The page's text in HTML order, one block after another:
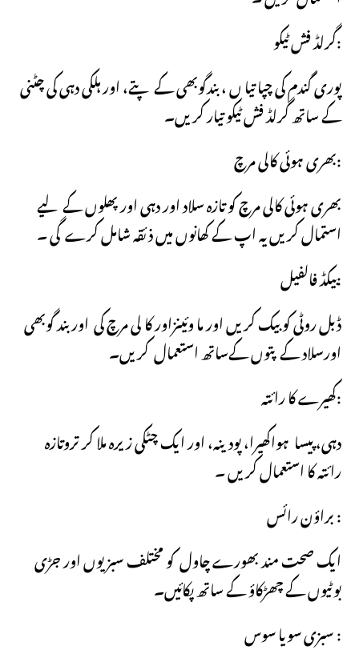
گرلڈ فش ٹیکو:
پوری گندم کی چپا تیا ں ، بندگوبھی کے پتے، اور ہلکی دہی کی چٹنی
کے ساتھ گرلڈ فش ٹیکو تیار کریں۔
بھری ہوئی کالی مرچ:
بھری ہوئی کالی مرچ کو تازہ سلاد اور دہی اور پھلوں کے لیے
استمال کریں یہ اپ کے کھانوں میں ذئقہ شامل کرے گی ۔
بیکڈ فالفیل:
ڈبل روٹی کو بیک کریں اور ما وئینزاور کا لی مرچ کی اور بند گوبھی
اورسلاد کے پتوں کےساتھ استعمال کریں۔
کھیرے کا رائتہ:
دہی، پیسا ہواکھیرا، پودینہ، اور ایک چٹکی زیرہ ملا کر تروتازہ
رائتہ کا استعمال کریں ۔
براؤن رائس :
ایک صحت مند بھورے چاول کو مختلف سبزیوں اور جڑی
بوٹیوں کے چھڑکاؤ کے ساتھ پکائیں۔
سبزی سویا سوس :